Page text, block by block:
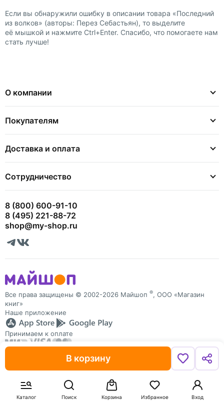
Каталог Поиск Вход
Избранное
Корзина
В корзину
Если вы обнаружили ошибку в описании товара «Последний
из волков» (авторы: Перез Себастьян), то выделите
её мышкой и нажмите Ctrl+Enter. Спасибо, что помогаете нам
стать лучше!
О компании
Покупателям
Доставка и оплата
Сотрудничество
8 (800) 600-91-10
8 (495) 221-88-72
shop@my-shop.ru
Все права защищены © 2002-2026 Майшоп ®, ООО «Магазин
книг»
Наше приложение
Принимаем к оплате
и обрабатывает Cookies для персонализации сервисов. Запретить
обработку Cookies можно в настройках браузера